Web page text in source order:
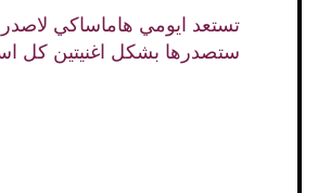
ستصدرها بشكل اغنيتين كل